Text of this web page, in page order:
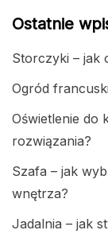
Ostatnie
Storczyki – jak
Ogród
Oświetlenie do
rozwiązania?
Szafa – jak
wnętrza?
Jadalnia – jak